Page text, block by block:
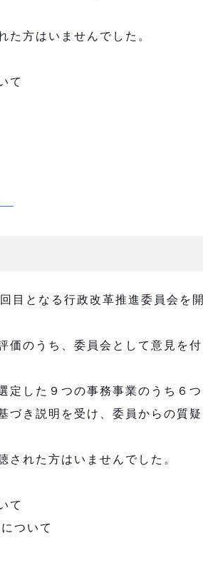
方はいませんでした。
て
目となる行政改革推進委員会を開
のうち、委員会として意見を付
した９つの事務事業のうち６つ
づき説明を受け、委員からの質疑
れた方はいませんでした。
て
ついて